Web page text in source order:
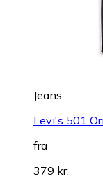
Jeans
Levi's 501
fra
379 kr.